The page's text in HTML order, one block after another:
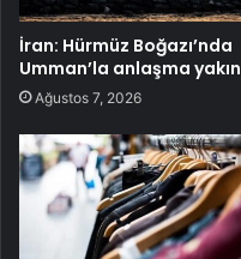
İran: Hürmüz Boğazı’nda
Umman’la anlaşma yakın
Ağustos 7, 2026